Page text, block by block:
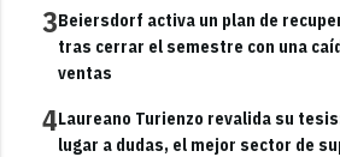
3Beiersdorf activa un plan de
tras cerrar el semestre con una
ventas
4Laureano Turienzo revalida su
lugar a dudas, el mejor sector de